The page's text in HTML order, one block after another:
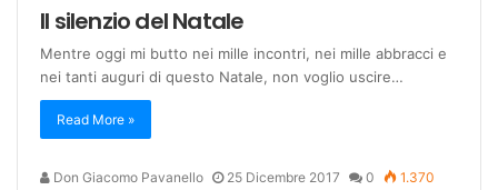
Il silenzio del Natale
Mentre oggi mi butto nei mille incontri, nei mille abbracci e
nei tanti auguri di questo Natale, non voglio uscire…
Read More »
Don Giacomo Pavanello 25 Dicembre 2017 0 1.370